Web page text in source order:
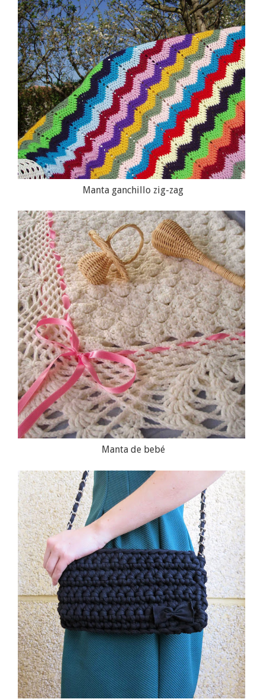
Manta ganchillo zig-zag
Manta de bebé